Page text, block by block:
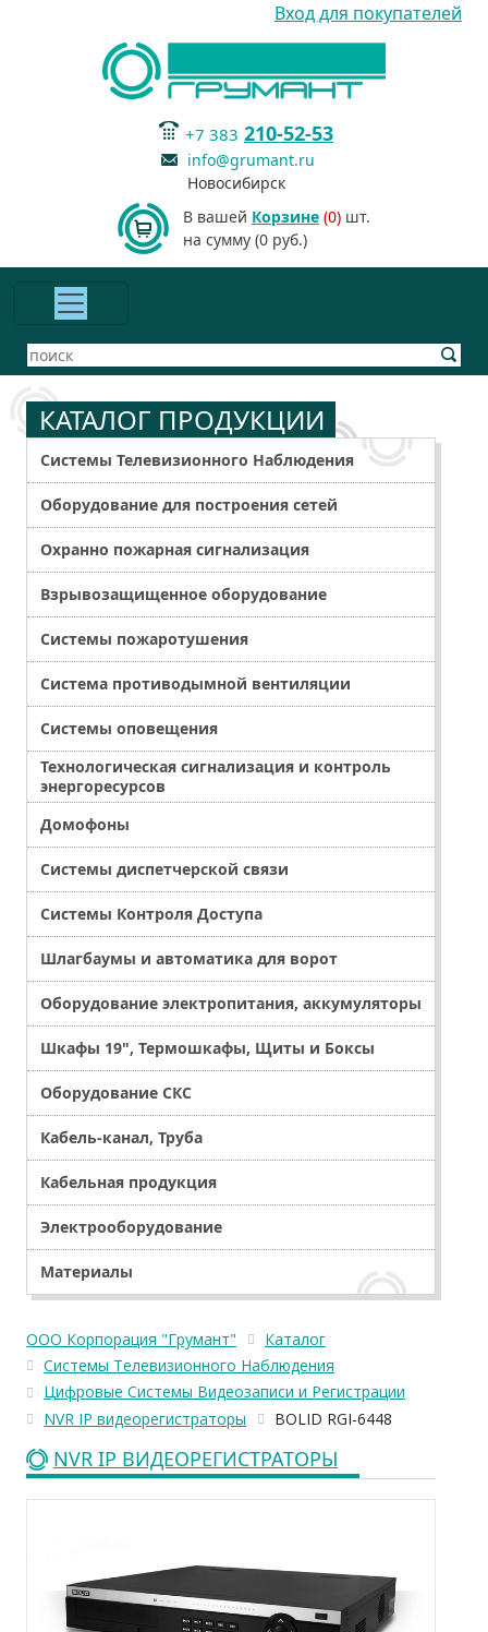
Вход для покупателей
+7 383 210-52-53
info@grumant.ru
Новосибирск
В вашей Корзине (0) шт.
на сумму (0 руб.)
КАТАЛОГ ПРОДУКЦИИ
Системы Телевизионного Наблюдения
Оборудование для построения сетей
Охранно пожарная сигнализация
Взрывозащищенное оборудование
Системы пожаротушения
Система противодымной вентиляции
Системы оповещения
Технологическая сигнализация и контроль
энергоресурсов
Домофоны
Системы диспетчерской связи
Системы Контроля Доступа
Шлагбаумы и автоматика для ворот
Оборудование электропитания, аккумуляторы
Шкафы 19", Термошкафы, Щиты и Боксы
Оборудование СКС
Кабель-канал, Труба
Кабельная продукция
Электрооборудование
Материалы
ООО Корпорация "Грумант"
Каталог
Системы Телевизионного Наблюдения
Цифровые Системы Видеозаписи и Регистрации
NVR IP видеорегистраторы
BOLID RGI-6448
NVR IP ВИДЕОРЕГИСТРАТОРЫ